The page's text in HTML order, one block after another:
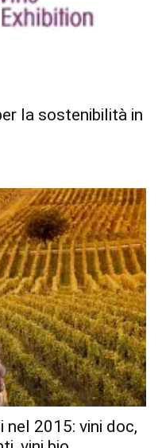
la sostenibilità in
nel 2015: vini doc,